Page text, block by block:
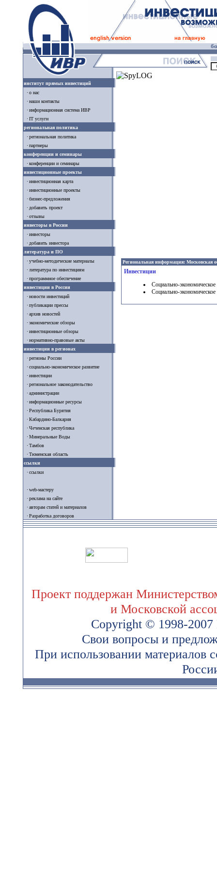
институт прямых инвестиций
о нас
наши контакты
информационная система ИВР
IT услуги
региональная политика
региональная политика
партнеры
конференции и семинары
конференции и семинары
инвестиционные проекты
инвестиционная карта
инвестиционные проекты
бизнес-предложения
добавить проект
отзывы
инвесторы в России
инвесторы
добавить инвестора
литература и ПО
учебно-методические материалы
литература по инвестициям
программное обеспечение
инвестиции в России
новости инвестиций
публикации прессы
архив новостей
экономические обзоры
инвестиционные обзоры
нормативно-правовые акты
инвестиции в регионах
регионы России
социально-экономическое развитие
инвестиции
региональное законодательство
администрации
информационные ресурсы
Республика Бурятия
Кабардино-Балкария
Чеченская республика
Минеральные Воды
Тамбов
Тюменская область
ссылки
ссылки
web-мастеру
реклама на сайте
авторам статей и материалов
Разработка договоров
Региональная информация: Московская
Инвестиции
Социально-
Социально-
Проект поддержан
и Московской
Copyright © 1998-
Свои вопросы и
При использовании материалов